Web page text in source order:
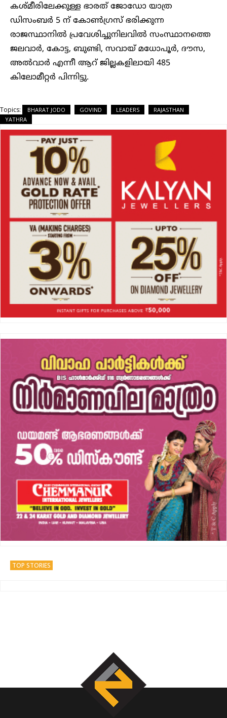
കശ്മീരിലേക്കുള്ള ഭാരത് ജോഡോ യാത്ര
ഡിസംബർ 5 ന് കോൺഗ്രസ് ഭരിക്കുന്ന
രാജസ്ഥാനിൽ പ്രവേശിച്ചുനിലവിൽ സംസ്ഥാനത്തെ
ജലവാർ, കോട്ട, ബുണ്ടി, സവായ് മധോപൂർ, ദൗസ,
അൽവാർ എന്നീ ആറ് ജില്ലകളിലായി 485
കിലോമീറ്റർ പിന്നിട്ടു.
Topics: BHARAT JODO GOVIND LEADERS
RAJASTHAN
YATHRA
TOP STORIES